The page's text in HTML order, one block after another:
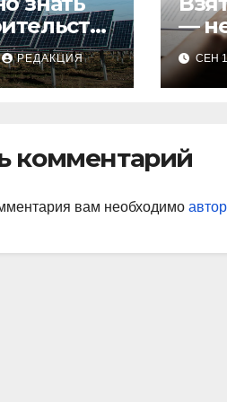
как
РЕДАКЦИЯ
—
СЕН
комментарий
вам необходимо